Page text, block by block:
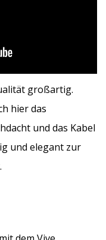
großartig.
hier das
und das Kabel
und elegant zur